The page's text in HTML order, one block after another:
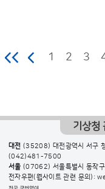
1 2 3
기상청
대전 (35208) 대전광역시 서구
(042)481-7500
서울 (07062) 서울특별시 동작
전자우편(웹사이트 관련 문의):